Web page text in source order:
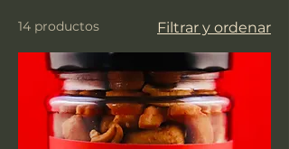
14 productos Filtrar y ordenar